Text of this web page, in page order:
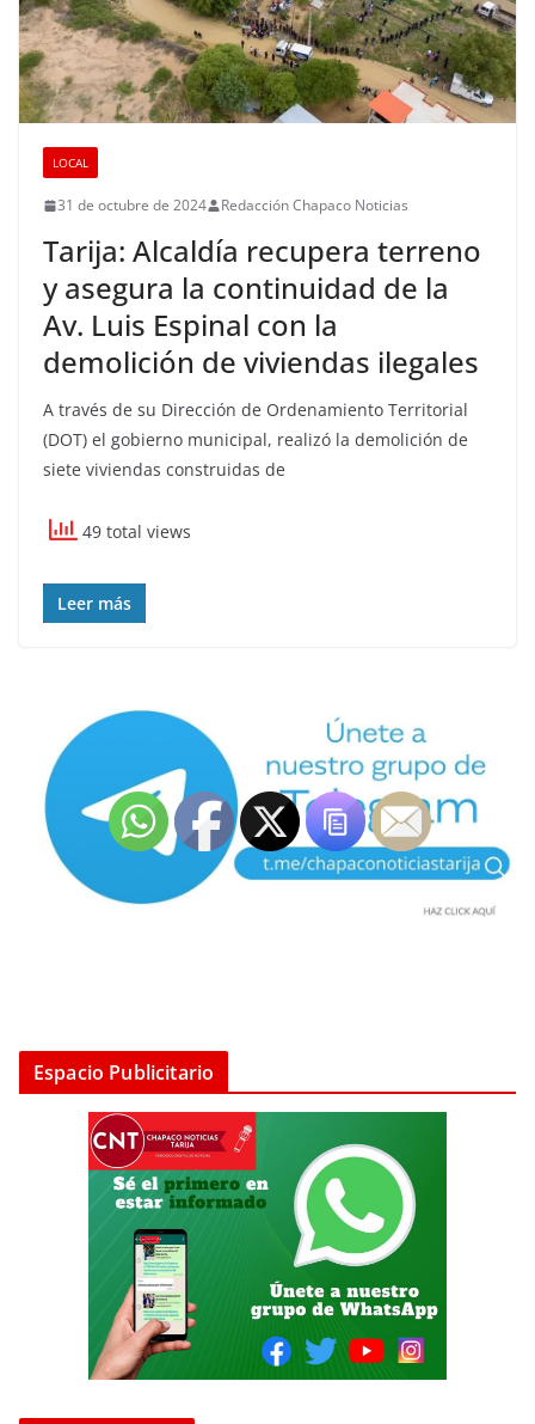
LOCAL
31 de octubre de 2024 Redacción Chapaco Noticias
Tarija: Alcaldía recupera terreno
y asegura la continuidad de la
Av. Luis Espinal con la
demolición de viviendas ilegales
A través de su Dirección de Ordenamiento Territorial
(DOT) el gobierno municipal, realizó la demolición de
siete viviendas construidas de
49 total views
Leer más
Espacio Publicitario